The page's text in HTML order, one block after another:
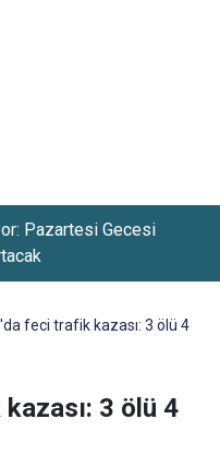
Milyonlarca Öğrenciyi
Oldu
feci trafik kazası: 3 ölü 4
3 ölü 4